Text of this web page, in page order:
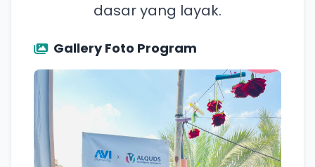
dasar yang layak.
Gallery Foto Program